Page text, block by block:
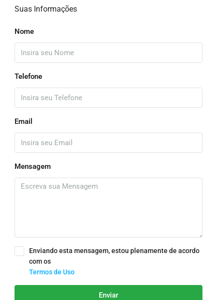
Suas Informações
Nome
Telefone
Email
Mensagem
Enviando esta mensagem, estou plenamente de acordo
com os
Termos de Uso
Enviar